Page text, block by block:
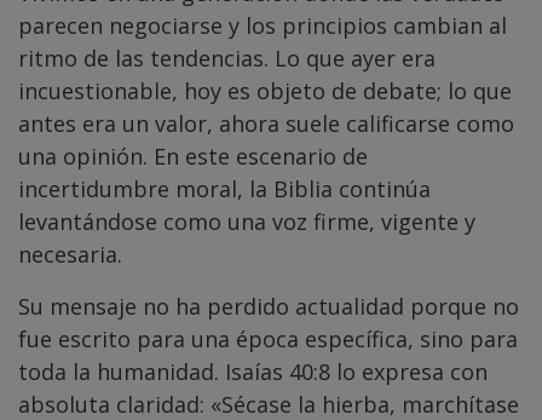
parecen negociarse y los principios cambian al
ritmo de las tendencias. Lo que ayer era
incuestionable, hoy es objeto de debate; lo que
antes era un valor, ahora suele calificarse como
una opinión. En este escenario de
incertidumbre moral, la Biblia continúa
levantándose como una voz firme, vigente y
necesaria.
Su mensaje no ha perdido actualidad porque no
fue escrito para una época específica, sino para
toda la humanidad. Isaías 40:8 lo expresa con
absoluta claridad: «Sécase la hierba, marchítase